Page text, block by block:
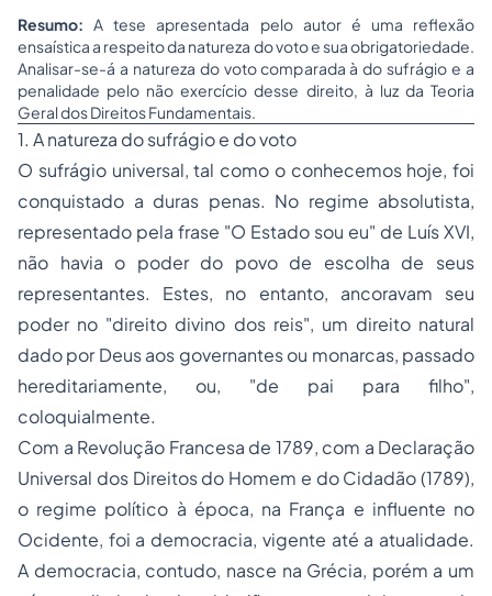
Resumo: A tese apresentada pelo autor é uma reflexão
ensaística a respeito da natureza do voto e sua obrigatoriedade.
Analisar-se-á a natureza do voto comparada à do sufrágio e a
penalidade pelo não exercício desse direito, à luz da Teoria
Geral dos Direitos Fundamentais.
1. A natureza do sufrágio e do voto
O sufrágio universal, tal como o conhecemos hoje, foi
conquistado a duras penas. No regime absolutista,
representado pela frase "O Estado sou eu" de Luís XVI,
não havia o poder do povo de escolha de seus
representantes. Estes, no entanto, ancoravam seu
poder no "direito divino dos reis", um direito natural
dado por Deus aos governantes ou monarcas, passado
hereditariamente, ou, "de pai para filho",
coloquialmente.
Com a Revolução Francesa de 1789, com a Declaração
Universal dos Direitos do Homem e do Cidadão (1789),
o regime político à época, na França e influente no
Ocidente, foi a democracia, vigente até a atualidade.
A democracia, contudo, nasce na Grécia, porém a um